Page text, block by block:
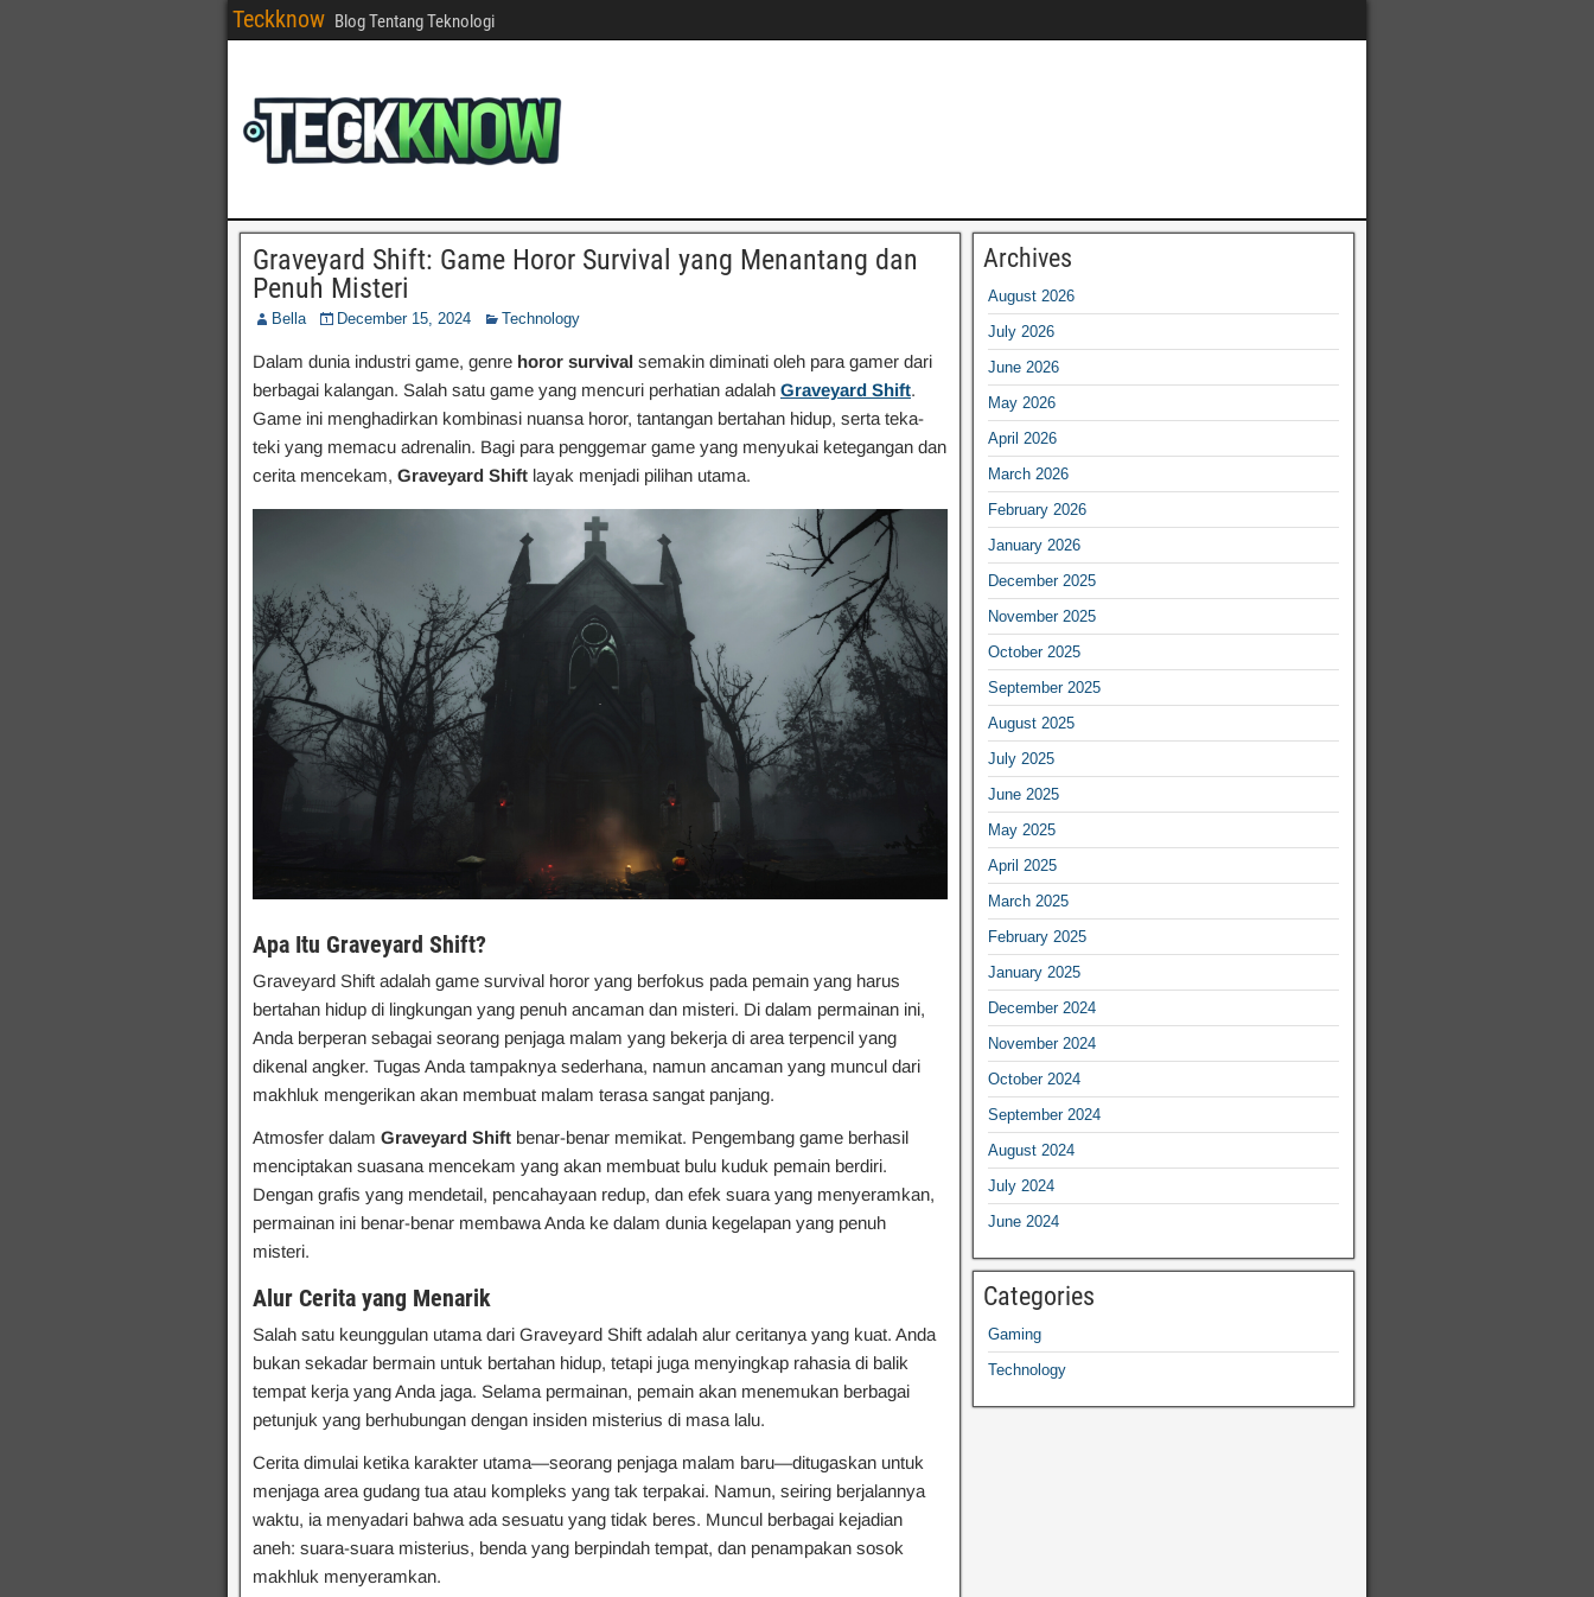
Teckknow Blog Tentang Teknologi
Graveyard Shift: Game Horor Survival yang Menantang dan
Penuh Misteri
Bella December 15, 2024 Technology
Dalam dunia industri game, genre horor survival semakin diminati oleh para gamer dari
berbagai kalangan. Salah satu game yang mencuri perhatian adalah Graveyard Shift.
Game ini menghadirkan kombinasi nuansa horor, tantangan bertahan hidup, serta teka-
teki yang memacu adrenalin. Bagi para penggemar game yang menyukai ketegangan dan
cerita mencekam, Graveyard Shift layak menjadi pilihan utama.
Apa Itu Graveyard Shift?
Graveyard Shift adalah game survival horor yang berfokus pada pemain yang harus
bertahan hidup di lingkungan yang penuh ancaman dan misteri. Di dalam permainan ini,
Anda berperan sebagai seorang penjaga malam yang bekerja di area terpencil yang
dikenal angker. Tugas Anda tampaknya sederhana, namun ancaman yang muncul dari
makhluk mengerikan akan membuat malam terasa sangat panjang.
Atmosfer dalam Graveyard Shift benar-benar memikat. Pengembang game berhasil
menciptakan suasana mencekam yang akan membuat bulu kuduk pemain berdiri.
Dengan grafis yang mendetail, pencahayaan redup, dan efek suara yang menyeramkan,
permainan ini benar-benar membawa Anda ke dalam dunia kegelapan yang penuh
misteri.
Alur Cerita yang Menarik
Salah satu keunggulan utama dari Graveyard Shift adalah alur ceritanya yang kuat. Anda
bukan sekadar bermain untuk bertahan hidup, tetapi juga menyingkap rahasia di balik
tempat kerja yang Anda jaga. Selama permainan, pemain akan menemukan berbagai
petunjuk yang berhubungan dengan insiden misterius di masa lalu.
Cerita dimulai ketika karakter utama—seorang penjaga malam baru—ditugaskan untuk
menjaga area gudang tua atau kompleks yang tak terpakai. Namun, seiring berjalannya
waktu, ia menyadari bahwa ada sesuatu yang tidak beres. Muncul berbagai kejadian
aneh: suara-suara misterius, benda yang berpindah tempat, dan penampakan sosok
makhluk menyeramkan.
Archives
August 2026
July 2026
June 2026
May 2026
April 2026
March 2026
February 2026
January 2026
December 2025
November 2025
October 2025
September 2025
August 2025
July 2025
June 2025
May 2025
April 2025
March 2025
February 2025
January 2025
December 2024
November 2024
October 2024
September 2024
August 2024
July 2024
June 2024
Categories
Gaming
Technology